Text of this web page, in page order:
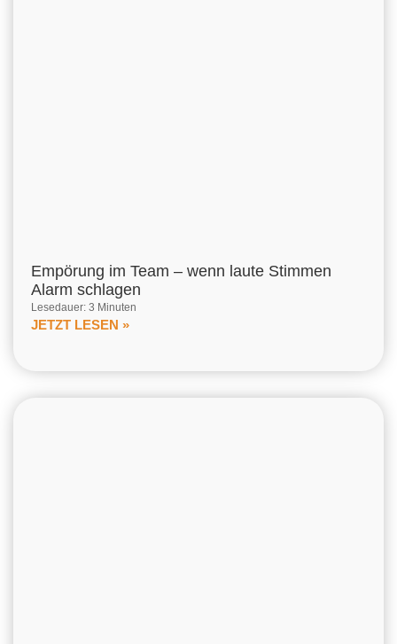
Empörung im Team – wenn laute Stimmen
Alarm schlagen
Lesedauer: 3 Minuten
JETZT LESEN »